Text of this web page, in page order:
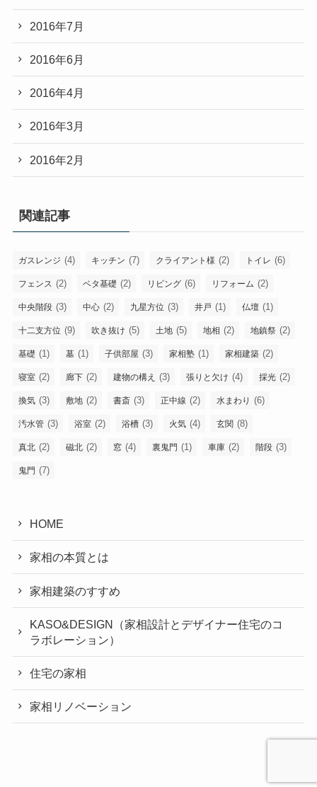
2016年7月
2016年6月
2016年4月
2016年3月
2016年2月
関連記事
ガスレンジ (4) キッチン (7) クライアント様 (2) トイレ (6)
フェンス (2) ベタ基礎 (2) リビング (6) リフォーム (2)
中央階段 (3) 中心 (2) 九星方位 (3) 井戸 (1) 仏壇 (1)
十二支方位 (9) 吹き抜け (5) 土地 (5) 地相 (2) 地鎮祭 (2)
基礎 (1) 墓 (1) 子供部屋 (3) 家相塾 (1) 家相建築 (2)
寝室 (2) 廊下 (2) 建物の構え (3) 張りと欠け (4) 採光 (2)
換気 (3) 敷地 (2) 書斎 (3) 正中線 (2) 水まわり (6)
汚水管 (3) 浴室 (2) 浴槽 (3) 火気 (4) 玄関 (8)
真北 (2) 磁北 (2) 窓 (4) 裏鬼門 (1) 車庫 (2) 階段 (3)
鬼門 (7)
HOME
家相の本質とは
家相建築のすすめ
KASO&DESIGN（家相設計とデザイナー住宅のコ
ラボレーション）
住宅の家相
家相リノベーション